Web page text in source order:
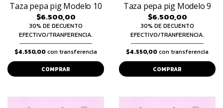
Taza pepa pig Modelo 10
$6.500,00
30% DE DECUENTO
EFECTIVO/TRANFERENCIA.
$4.550,00con transferencia
COMPRAR
Taza pepa pig Modelo 9
$6.500,00
30% DE DECUENTO
EFECTIVO/TRANFERENCIA.
$4.550,00con transferencia
COMPRAR